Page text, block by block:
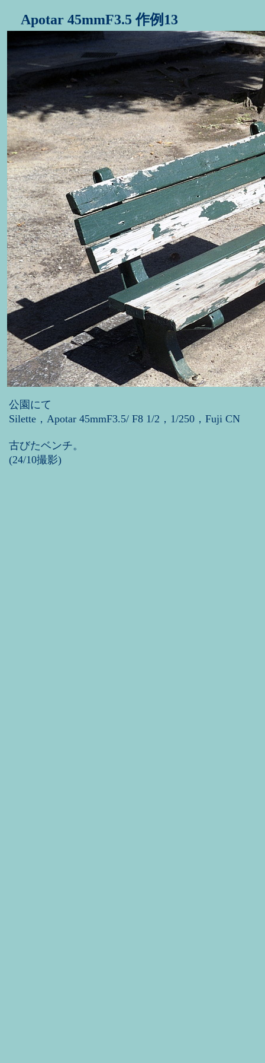
Apotar 45mmF3.5 作例13
公園にて
Silette，Apotar 45mmF3.5/ F8 1/2，1/250，Fuji CN
古びたベンチ。
(24/10撮影)